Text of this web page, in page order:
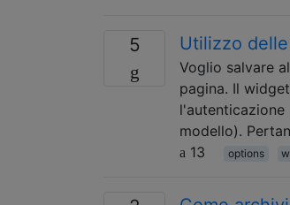
5 Utilizzo
Voglio salvare
pagina. Il
modello).
13
options